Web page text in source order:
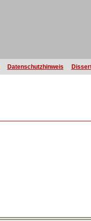
Datenschutzhinweis